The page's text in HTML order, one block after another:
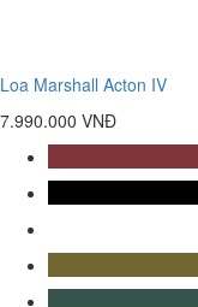
Loa Marshall Acton IV
7.990.000 VNĐ